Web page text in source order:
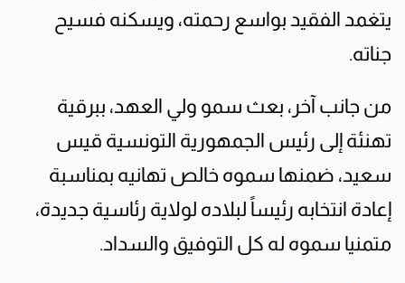
يتغمد الفقيد بواسع رحمته، ويسكنه فسيح
جناته.
من جانب آخر، بعث سمو ولي العهد، ببرقية
تهنئة إلى رئيس الجمهورية التونسية قيس
سعيد، ضمنها سموه خالص تهانيه بمناسبة
إعادة انتخابه رئيساً لبلاده لولاية رئاسية جديدة،
متمنيا سموه له كل التوفيق والسداد.